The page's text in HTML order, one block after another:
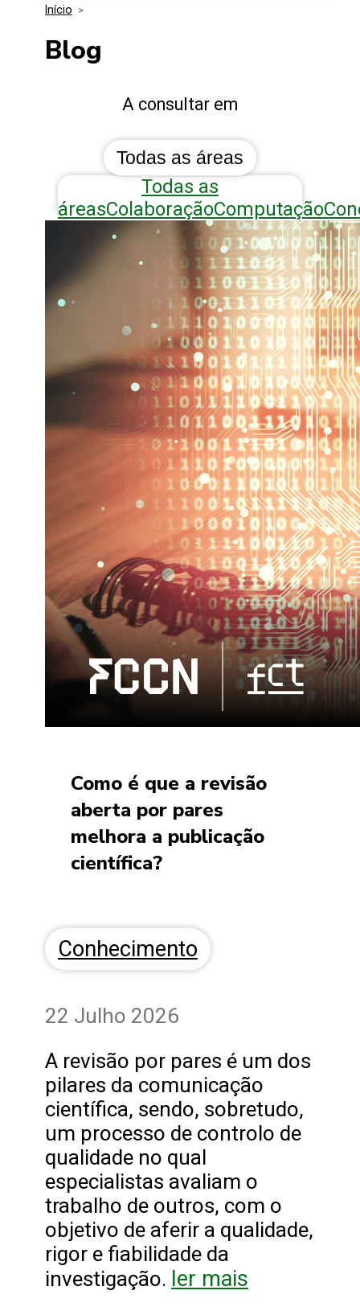
Media Kit
Entidades Ligadas
Eventos
Início >
Blog
A consultar em
Todas as áreas
Todas as
áreasColaboraçãoComputação
Como é que a revisão
aberta por pares
melhora a publicação
científica?
Conhecimento
22 Julho 2026
A revisão por pares é um dos
pilares da comunicação
científica, sendo, sobretudo,
um processo de controlo de
qualidade no qual
especialistas avaliam o
trabalho de outros, com o
objetivo de aferir a qualidade,
rigor e fiabilidade da
investigação. ler mais